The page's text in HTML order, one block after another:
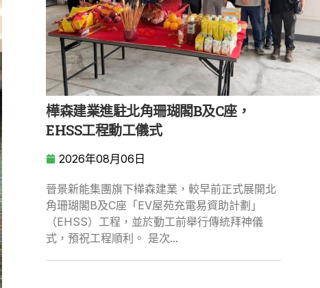
樺森建業進駐北角珊瑚閣B及C座，
EHSS工程動工儀式
2026年08月06日
晉景新能集團旗下樺森建業，較早前正式展開北
角珊瑚閣B及C座「EV屋苑充電易資助計劃」
（EHSS）工程，並於動工前舉行傳統拜神儀
式，預祝工程順利。 是次...